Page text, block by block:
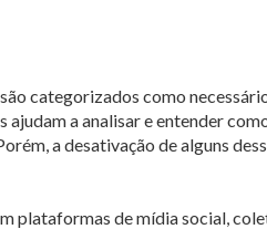
categorizados como
a analisar e entender
a desativação de alguns
plataformas de mídia social,